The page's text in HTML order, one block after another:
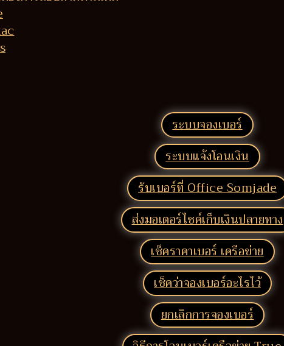
ระบบจองเบอร์
ระบบแจ้งโอนเงิน
รับเบอร์ที่ Office Somjade
ส่งมอเตอร์ไซค์เก็บเงินปลายทาง
เช็คราคาเบอร์ เครือข่าย
เช็คว่าจองเบอร์อะไรไว้
ยกเลิกการจองเบอร์